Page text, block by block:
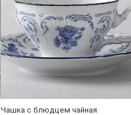
Чашка с блюдцем чайная